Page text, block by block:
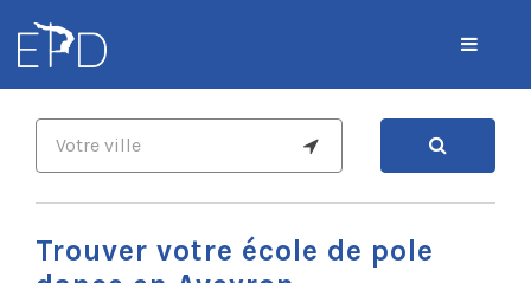
Trouver votre école de pole